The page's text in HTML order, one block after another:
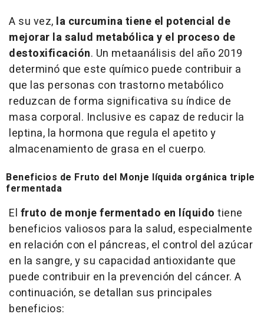
A su vez, la curcumina tiene el potencial de
mejorar la salud metabólica y el proceso de
destoxificación. Un metaanálisis del año 2019
determinó que este químico puede contribuir a
que las personas con trastorno metabólico
reduzcan de forma significativa su índice de
masa corporal. Inclusive es capaz de reducir la
leptina, la hormona que regula el apetito y
almacenamiento de grasa en el cuerpo.
Beneficios de Fruto del Monje líquida orgánica triple
fermentada
El fruto de monje fermentado en líquido tiene
beneficios valiosos para la salud, especialmente
en relación con el páncreas, el control del azúcar
en la sangre, y su capacidad antioxidante que
puede contribuir en la prevención del cáncer. A
continuación, se detallan sus principales
beneficios: